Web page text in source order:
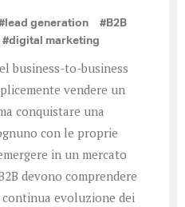
generation #B2B
#digital marketing
business-to-business
vendere un
conquistare una
con le proprie
in un mercato
devono comprendere
evoluzione dei